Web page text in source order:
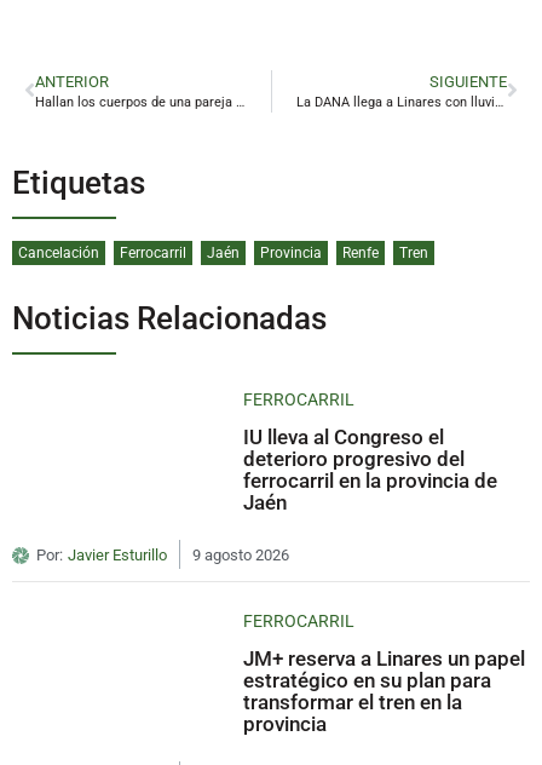
ANTERIOR
Hallan los cuerpos de una pareja con disparos en Villanueva del Arzobispo
SIGUIENTE
La DANA llega a Linares con lluvias y tormentas
Etiquetas
Cancelación Ferrocarril Jaén Provincia Renfe Tren
Noticias Relacionadas
FERROCARRIL
IU lleva al Congreso el
deterioro progresivo del
ferrocarril en la provincia de
Jaén
Por: Javier Esturillo 9 agosto 2026
FERROCARRIL
JM+ reserva a Linares un papel
estratégico en su plan para
transformar el tren en la
provincia